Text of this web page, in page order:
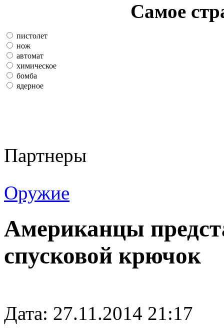
Самое
пистолет
нож
автомат
химическое
бомба
ядерное
Партнеры
Оружие
Американцы
спусковой крючок
Дата: 27.11.2014 21:17